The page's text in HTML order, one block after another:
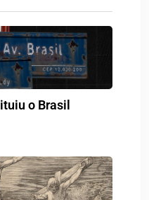
o Brasil